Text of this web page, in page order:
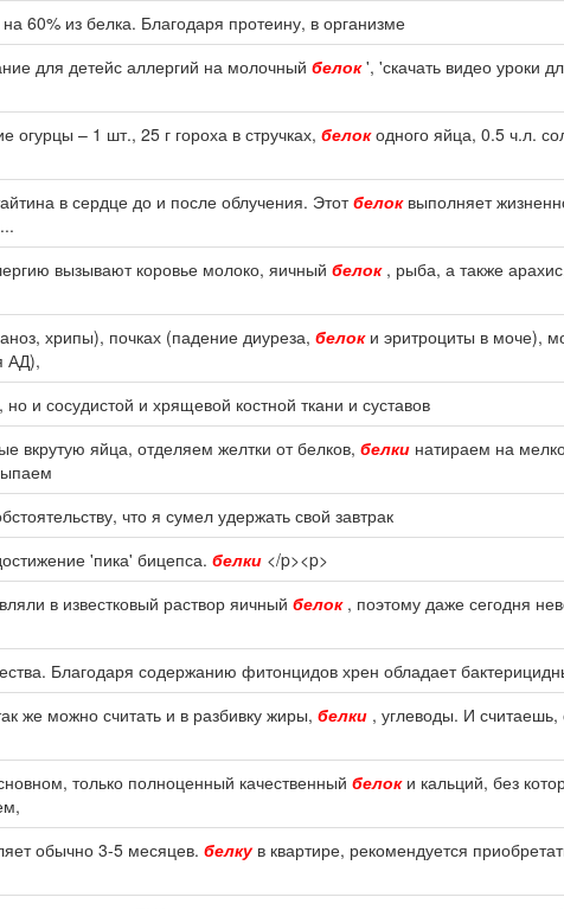
60% из белка. Благодаря протеину, в организме
для детейс аллергий на молочный белок', 'скачать видео уроки
огурцы – 1 шт., 25 г гороха в стручках, белокодного яйца, 0.5 ч.л.
в сердце до и после облучения. Этотбелоквыполняет
вызывают коровье молоко, яичный белок, рыба, а также
хрипы), почках (падение диуреза, белоки эритроциты в моче),
АД),
и сосудистой и хрящевой костной ткани и суставов
яйца, отделяем желтки от белков, белки натираем на
что я сумел удержать свой завтрак
'пика' бицепса. белки </p><p>
в известковый раствор яичный белок, поэтому даже сегодня
Благодаря содержанию фитонцидов хрен обладает
же можно считать и в разбивку жиры, белки , углеводы. И считаешь,
только полноценный качественный белоки кальций, без
обычно 3-5 месяцев. белкув квартире, рекомендуется